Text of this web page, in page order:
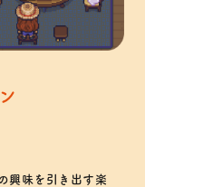
興味を引き出す楽